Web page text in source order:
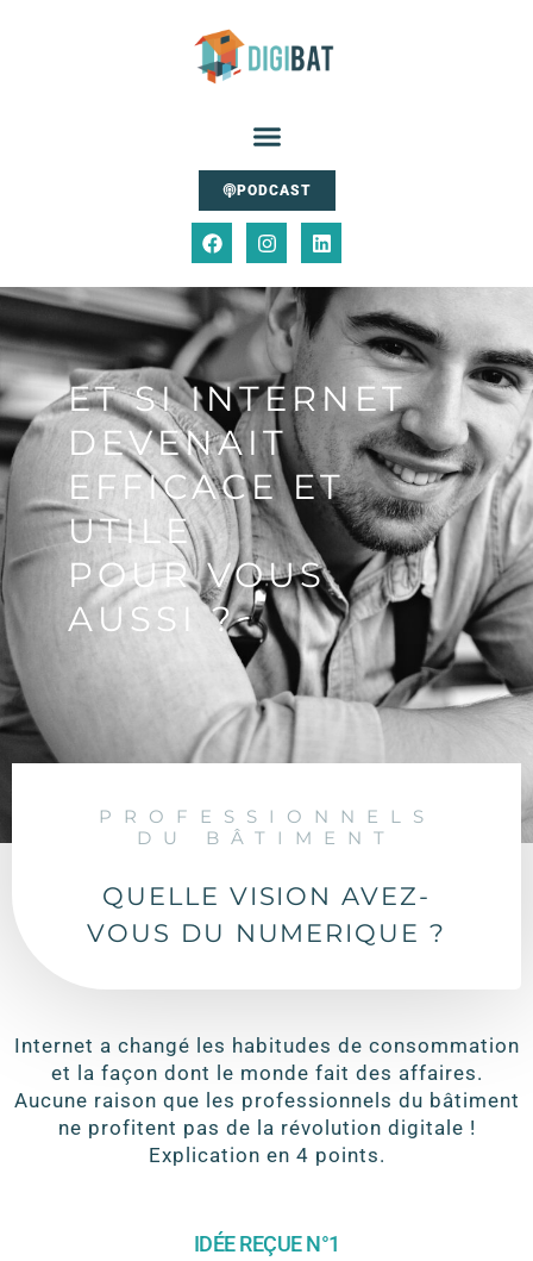
PODCAST
ET SI INTERNET
DEVENAIT
EFFICACE ET
UTILE
POUR VOUS
AUSSI ?
PROFESSIONNELS
DU BÂTIMENT
QUELLE VISION AVEZ-
VOUS DU NUMERIQUE ?
Internet a changé les habitudes de consommation
et la façon dont le monde fait des affaires.
Aucune raison que les professionnels du bâtiment
ne profitent pas de la révolution digitale !
Explication en 4 points.
IDÉE REÇUE N°1